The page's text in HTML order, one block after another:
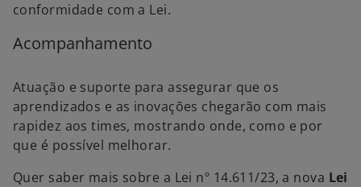
conformidade com a Lei.
Acompanhamento
Atuação e suporte para assegurar que os
aprendizados e as inovações chegarão com mais
rapidez aos times, mostrando onde, como e por
que é possível melhorar.
Quer saber mais sobre a Lei nº 14.611/23, a nova Lei